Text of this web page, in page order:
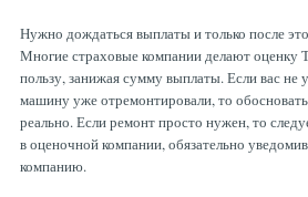
Нужно дождаться выплаты и только после
Многие страховые компании делают оценку
пользу, занижая сумму выплаты. Если вас не
машину уже отремонтировали, то
реально. Если ремонт просто нужен, то
в оценочной компании, обязательно
компанию.